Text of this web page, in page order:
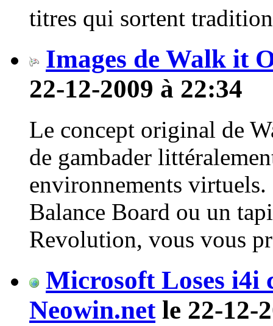
titres qui sortent
Images de Walk it
22-12-2009 à 22:34
Le concept original de
de gambader
environnements
Balance Board ou un
Revolution, vous vous
Microsoft Loses i4i
Neowin.netle 22-12-